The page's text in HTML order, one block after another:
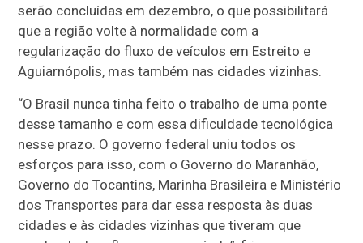
serão concluídas em dezembro, o que possibilitará
que a região volte à normalidade com a
regularização do fluxo de veículos em Estreito e
Aguiarnópolis, mas também nas cidades vizinhas.
“O Brasil nunca tinha feito o trabalho de uma ponte
desse tamanho e com essa dificuldade tecnológica
nesse prazo. O governo federal uniu todos os
esforços para isso, com o Governo do Maranhão,
Governo do Tocantins, Marinha Brasileira e Ministério
dos Transportes para dar essa resposta às duas
cidades e às cidades vizinhas que tiveram que